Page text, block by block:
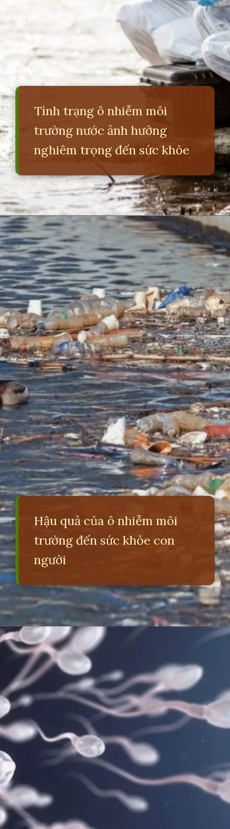
Tình trạng ô nhiễm môi
trường nước ảnh hưởng
nghiêm trọng đến sức khỏe
Đang mở https://erci.edu.vn/tac-hai-cua-o-nhiem-moi-truong-la-gi
Hậu quả của ô nhiễm môi
trường đến sức khỏe con
người
Đang mở